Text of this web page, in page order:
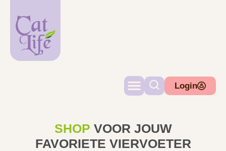
Login
SHOP VOOR JOUW
FAVORIETE VIERVOETER